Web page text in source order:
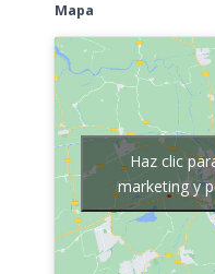
Mapa
Haz clic
marketing y